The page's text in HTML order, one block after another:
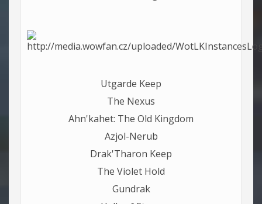
Utgarde Keep
The Nexus
Ahn'kahet: The Old Kingdom
Azjol-Nerub
Drak'Tharon Keep
The Violet Hold
Gundrak